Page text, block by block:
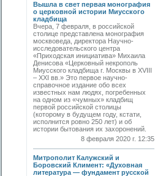
Вышла в свет первая монография
о церковной истории Миусского
кладбища
Вчера, 7 февраля, в российской
столице представлена монография
москвоведа, директора Научно-
исследовательского центра
«Приходская инициатива» Михаила
Денисова «Церковный некрополь
Миусского кладбища г. Москвы в XVIII
– XXI вв.» Это первое научно-
справочное издание обо всех
известных нам людях, погребенных
на одном из «чумных» кладбищ
первой российской столицы
(которому в будущем году, кстати,
исполнится ровно 250 лет) и об
истории бытования их захоронений.
8 февраля 2020 г. 12:35
Митрополит Калужский и
Боровский Климент: «Духовная
литература — фундамент русской